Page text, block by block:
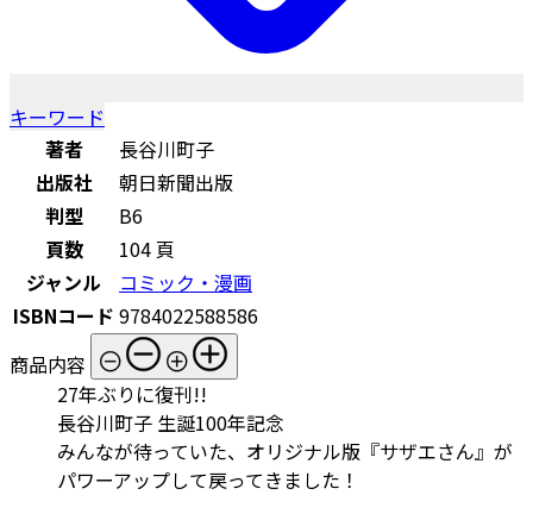
キーワード
著者
長谷川町子
出版社
朝日新聞出版
判型
B6
頁数
104 頁
ジャンル
コミック・漫画
ISBNコード 9784022588586
商品内容
27年ぶりに復刊!!
長谷川町子 生誕100年記念
みんなが待っていた、オリジナル版『サザエさん』が
パワーアップして戻ってきました！